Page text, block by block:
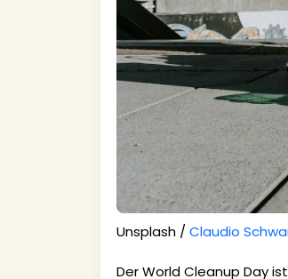
Unsplash /Claudio
Der World Cleanup Day